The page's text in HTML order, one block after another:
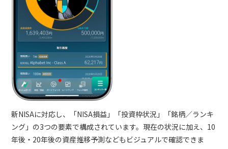
新NISAに対応し、「NISA損益」「投資枠状況」「銘柄／ランキ
ング」の3つの要素で構成されています。現在の状況に加え、10
年後・20年後の資産推移予測などもビジュアルで確認できま